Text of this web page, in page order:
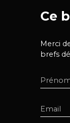
Ce
Merci
brefs
Email